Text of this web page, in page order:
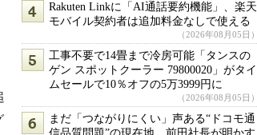
Rakuten Linkに「AI通話要約機能」、楽天
モバイル契約者は追加料金なしで使える
（2026年08月05日）
工事不要で14畳まで冷房可能「タンスの
ゲン スポットクーラー 79800020」がタイ
ムセールで10％オフの5万3999円に
（2026年08月05日）
まだ「つながりにくい」声ある“ドコモ通